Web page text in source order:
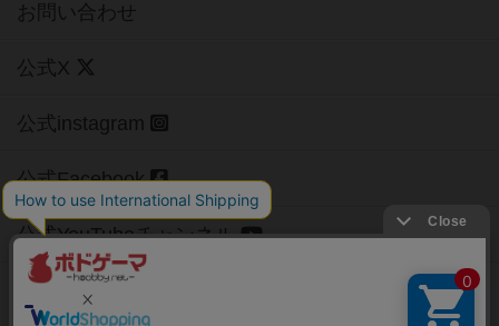
お問い合わせ
公式X
公式instagram
公式Facebook
公式YouTubeチャンネル